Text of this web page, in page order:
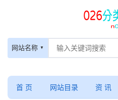
网站名称
首 页 网站目录 资 讯